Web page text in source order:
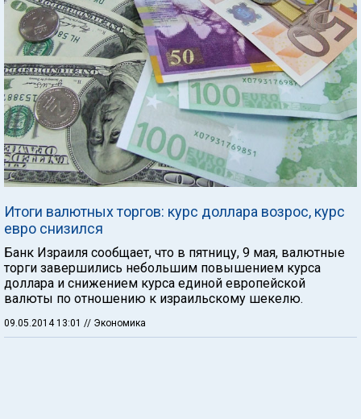
Итоги валютных торгов: курс доллара возрос, курс
евро снизился
Банк Израиля сообщает, что в пятницу, 9 мая, валютные
торги завершились небольшим повышением курса
доллара и снижением курса единой европейской
валюты по отношению к израильскому шекелю.
09.05.2014 13:01 // Экономика